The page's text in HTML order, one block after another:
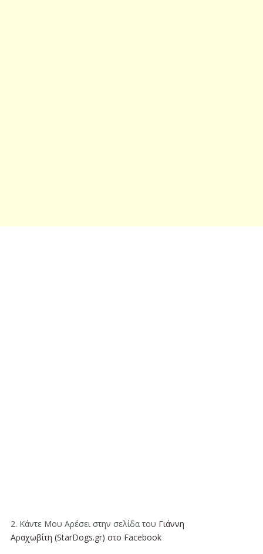
2. Κάντε Μου Αρέσει στην σελίδα του Γιάννη
Αραχωβίτη (StarDogs.gr) στο Facebook